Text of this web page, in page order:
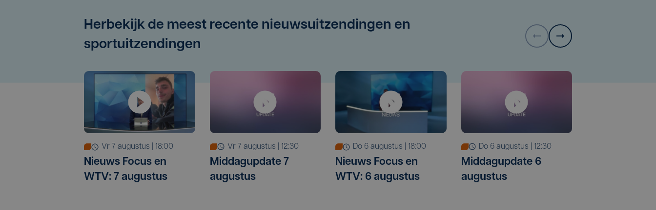
Herbekijk de meest recente nieuwsuitzendingen en
sportuitzendingen
vr 7 augustus | 18:00
Nieuws Focus en
WTV: 7 augustus
vr 7 augustus | 12:30
Middagupdate 7
augustus
do 6 augustus | 18:00
Nieuws Focus en
WTV: 6 augustus
do 6 augustus | 12:30
Middagupdate 6
augustus